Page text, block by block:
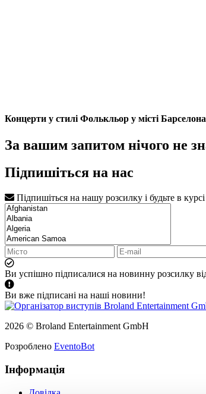
Концерти у стилі Фолькльор у місті
За вашим запитом нічого не
Підпишіться на нас
Підпишіться на нашу розсилку і будьте в
Ви успішно підписалися на новинну розсилку
Ви вже підписані на наші новини!
2026 © Broland Entertainment GmbH
Розроблено EventoBot
Інформація